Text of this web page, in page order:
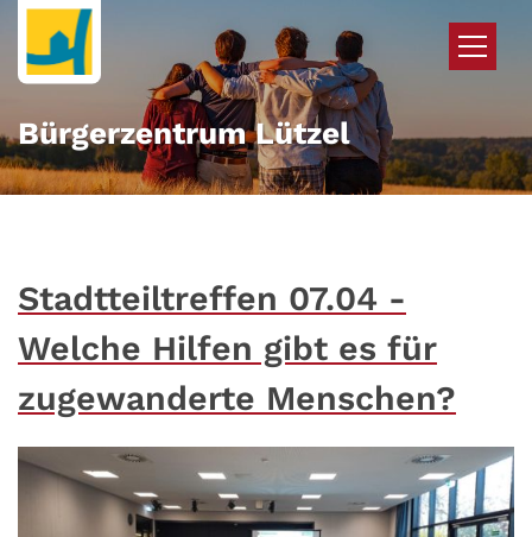
Zum Inhalt springen
Bürgerzentrum Lützel
Stadtteiltreffen 07.04 -
Welche Hilfen gibt es für
zugewanderte Menschen?